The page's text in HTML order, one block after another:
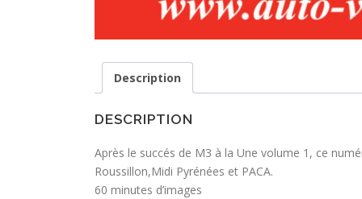
Description
DESCRIPTION
Après le succés de M3 à la Une volume 1, ce
Roussillon,Midi Pyrénées et PACA.
60 minutes d’images